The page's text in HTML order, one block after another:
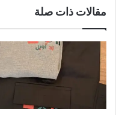
مقالات ذات صلة